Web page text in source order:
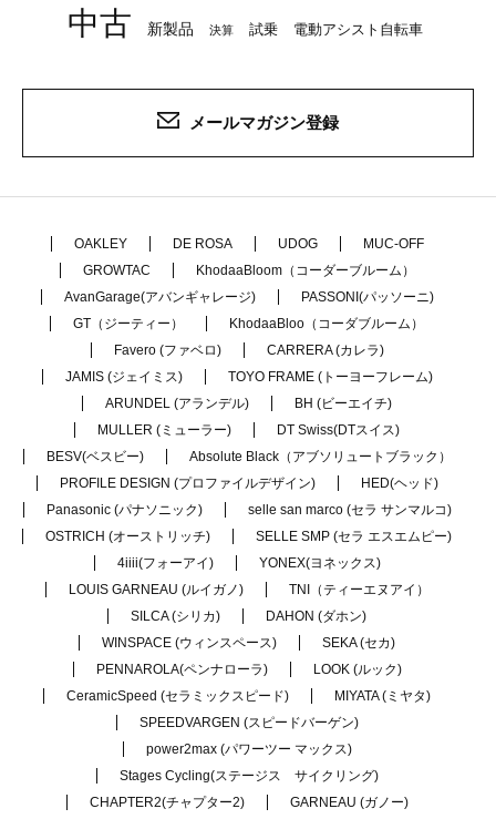
中古
新製品 決算 試乗 電動アシスト自転車
メールマガジン登録
OAKLEY DE ROSA UDOG
MUC-OFF
GROWTAC
KhodaaBloom（コーダーブルーム）
AvanGarage(アバンギャレージ)
PASSONI(パッソーニ)
GT（ジーティー）
KhodaaBloo（コーダブルーム）
Favero (ファベロ)
CARRERA (カレラ)
JAMIS (ジェイミス)
TOYO FRAME (トーヨーフレーム)
ARUNDEL (アランデル)
BH (ビーエイチ)
MULLER (ミューラー)
DT Swiss(DTスイス)
BESV(ベスビー)
Absolute Black（アブソリュートブラック）
PROFILE DESIGN (プロファイルデザイン)
HED(ヘッド)
Panasonic (パナソニック)
selle san marco (セラ サンマルコ)
OSTRICH (オーストリッチ)
SELLE SMP (セラ エスエムピー)
4iiii(フォーアイ)
YONEX(ヨネックス)
LOUIS GARNEAU (ルイガノ)
TNI（ティーエヌアイ）
SILCA (シリカ)
DAHON (ダホン)
WINSPACE (ウィンスペース)
SEKA (セカ)
PENNAROLA(ペンナローラ)
LOOK (ルック)
CeramicSpeed (セラミックスピード)
MIYATA (ミヤタ)
SPEEDVARGEN (スピードバーゲン)
power2max (パワーツー マックス)
Stages Cycling(ステージス サイクリング)
CHAPTER2(チャプター2)
GARNEAU (ガノー)